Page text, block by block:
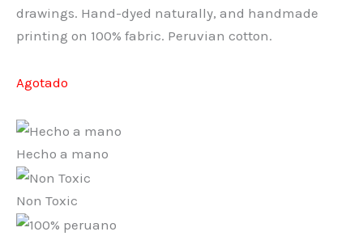
drawings. Hand-dyed naturally, and handmade
printing on 100% fabric. Peruvian cotton.
Agotado
Hecho a mano
Non Toxic